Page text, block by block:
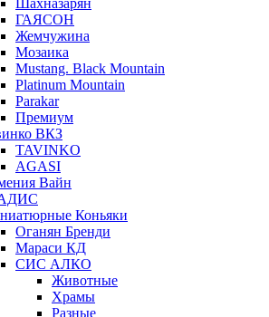
Шахназарян
ГАЯСОН
Жемчужина
Мозаика
Mustang. Black Mountain
Platinum Mountain
Parakar
Премиум
ВКЗ
TAVINKO
AGASI
Вайн
Коньяки
Оганян Бренди
Мараси КД
СИС АЛКО
Животные
Храмы
Разные